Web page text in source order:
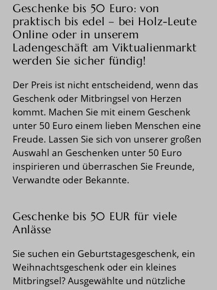
Geschenke bis 50 Euro: von
praktisch bis edel – bei Holz-Leute
Online oder in unserem
Ladengeschäft am Viktualienmarkt
werden Sie sicher fündig!
Der Preis ist nicht entscheidend, wenn das
Geschenk oder Mitbringsel von Herzen
kommt. Machen Sie mit einem Geschenk
unter 50 Euro einem lieben Menschen eine
Freude. Lassen Sie sich von unserer großen
Auswahl an Geschenken unter 50 Euro
inspirieren und überraschen Sie Freunde,
Verwandte oder Bekannte.
Geschenke bis 50 EUR für viele
Anlässe
Sie suchen ein Geburtstagesgeschenk, ein
Weihnachtsgeschenk oder ein kleines
Mitbringsel? Ausgewählte und nützliche